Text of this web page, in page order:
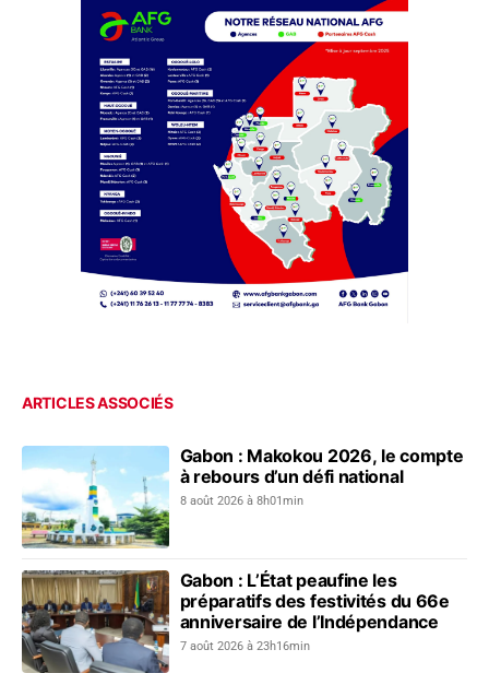
ARTICLES ASSOCIÉS
Gabon : Makokou 2026, le compte
à rebours d’un défi national
8 août 2026 à 8h01min
Gabon : L’État peaufine les
préparatifs des festivités du 66e
anniversaire de l’Indépendance
7 août 2026 à 23h16min